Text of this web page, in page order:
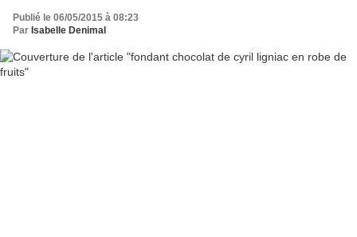
Publié le 06/05/2015 à 08:23
Par Isabelle Denimal